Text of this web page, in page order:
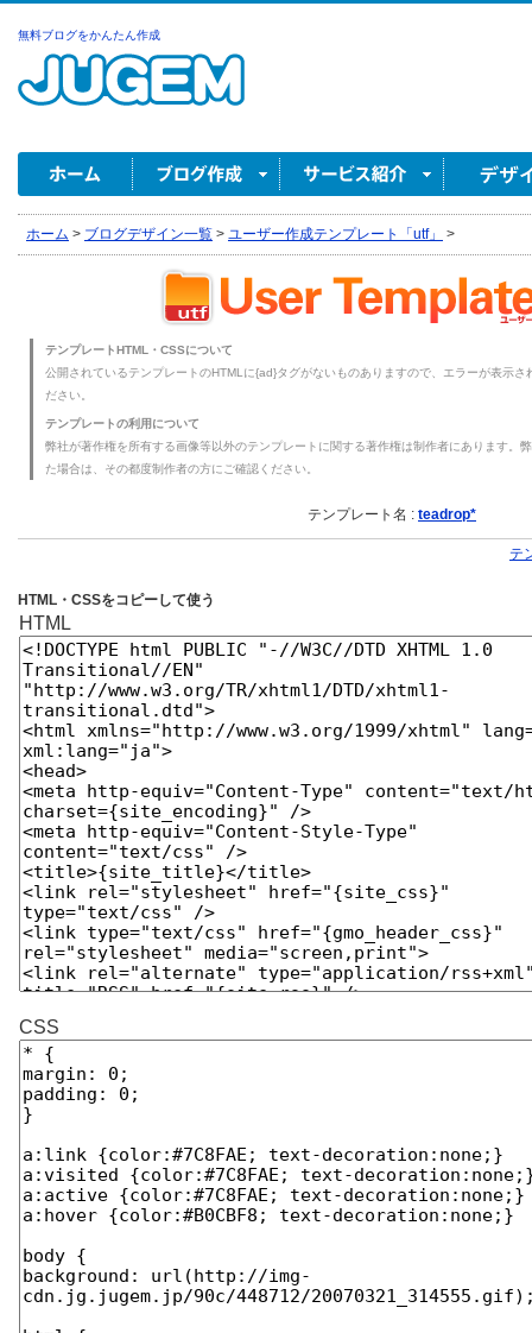
無料ブログをかんたん作成
ホーム > ブログデザイン一覧 > ユーザー作成テンプレート「utf」 >
テンプレートHTML・CSSについて
公開されているテンプレートのHTMLに{ad}タグがないものありますので、エラーが表示
ださい。
テンプレートの利用について
弊社が著作権を所有する画像等以外のテンプレートに関する著作権は制作者にあります。
た場合は、その都度制作者の方にご確認ください。
テンプレート名 : teadrop*
テ
HTML・CSSをコピーして使う
HTML
CSS